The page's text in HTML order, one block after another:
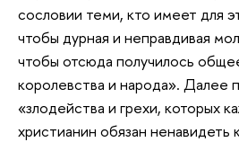
сословии теми, кто имеет для
чтобы дурная и неправдивая
чтобы отсюда получилось
королевства и народа». Далее
«злодейства и грехи, которых
христианин обязан ненавидеть